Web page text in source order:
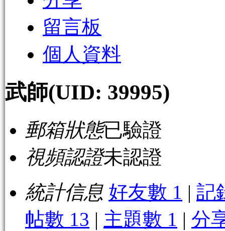
留言板
個人資料
武師(UID: 39995)
郵箱狀態已驗證
視頻認證未認證
統計信息 好友數 1 | 記
帖數 13 | 主題數 1 | 分